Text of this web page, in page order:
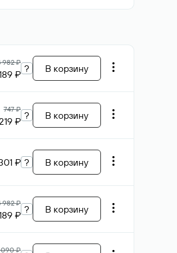
982 ₽
₽ ? В корзину
747 ₽
₽ ? В корзину
₽ ? В корзину
982 ₽
₽ ? В корзину
090 ₽